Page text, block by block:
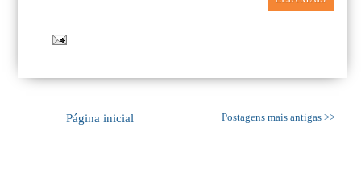
Postagens mais antigas >>
Página inicial